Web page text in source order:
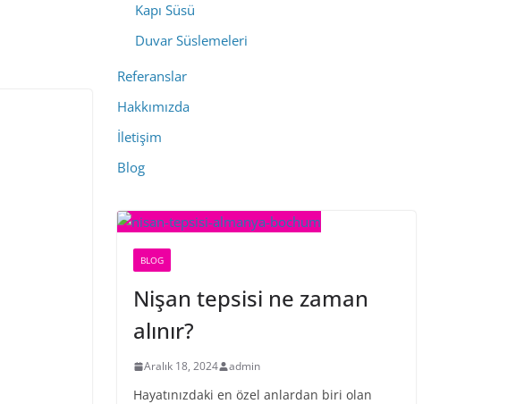
Kapı Süsü
Duvar Süslemeleri
Referanslar
Hakkımızda
İletişim
Blog
BLOG
Nişan tepsisi ne zaman
alınır?
Aralık 18, 2024 admin
Hayatınızdaki en özel anlardan biri olan